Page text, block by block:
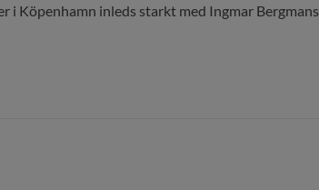
i Köpenhamn inleds starkt med Ingmar Bergmans